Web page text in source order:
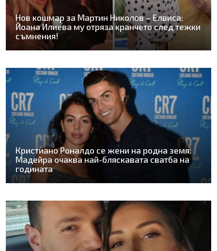
Нов кошмар за Мартин Николов – Елвиса:
Йоана Илиева му отряза кранчето след тежки
съмнения!
Кристиано Роналдо се жени на родна земя:
Мадейра очаква най-бляскавата сватба на
годината